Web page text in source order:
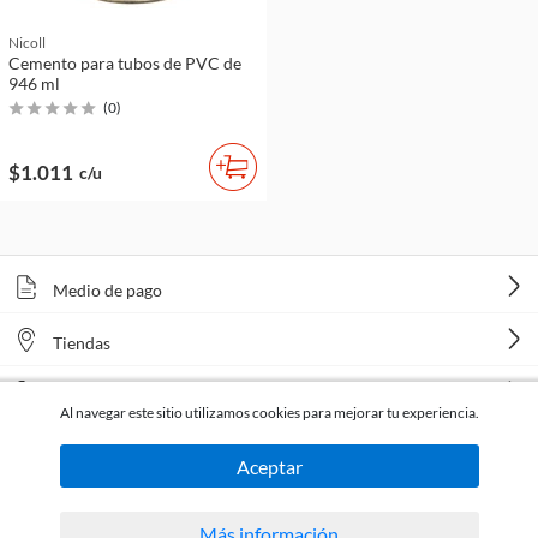
Nicoll
Cemento para tubos de PVC de
946 ml
(0)
$1.011 c/u
Medio de pago
Tiendas
Al navegar este sitio utilizamos cookies para mejorar tu experiencia.
Aceptar